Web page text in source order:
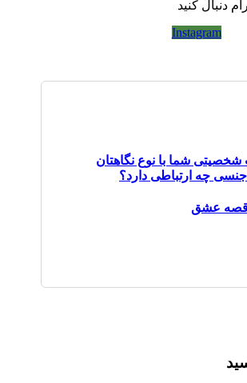
Instagram
شخصیتی شما با نوع نگاهتان
چه ارتباطی دارد؟
قصه عشق